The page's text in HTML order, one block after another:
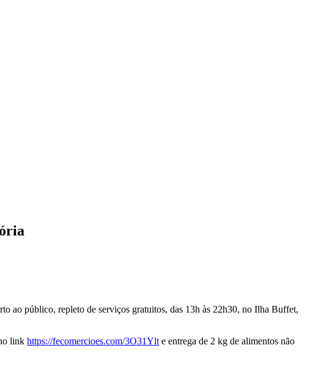
ao público, repleto de serviços gratuitos, das 13h às 22h30, no Ilha Buffet,
link https://fecomercioes.com/3O31Ylt e entrega de 2 kg de alimentos não